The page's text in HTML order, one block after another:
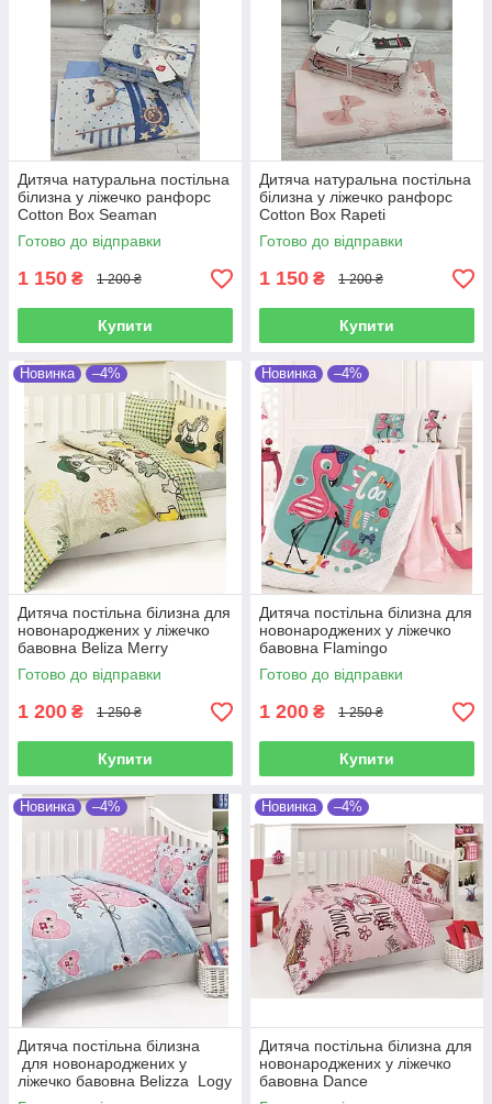
Дитяча натуральна постільна
білизна у ліжечко ранфорс
Cotton Box Seaman
Готово до відправки
1 150 ₴ 1 200 ₴
Купити
Дитяча натуральна постільна
білизна у ліжечко ранфорс
Cotton Box Rapeti
Готово до відправки
1 150 ₴ 1 200 ₴
Купити
Новинка –4%
Дитяча постільна білизна для
новонароджених у ліжечко
бавовна Beliza Merry
Готово до відправки
1 200 ₴ 1 250 ₴
Купити
Новинка –4%
Дитяча постільна білизна для
новонароджених у ліжечко
бавовна Flamingo
Готово до відправки
1 200 ₴ 1 250 ₴
Купити
Новинка –4%
Дитяча постільна білизна
для новонароджених у
ліжечко бавовна Belizza Logy
Новинка –4%
Дитяча постільна білизна для
новонароджених у ліжечко
бавовна Dance